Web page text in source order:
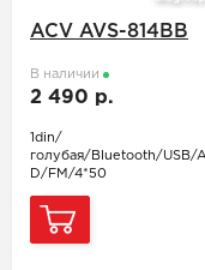
ACV AVS-814BB
В наличии
2 490 р.
1din/
голубая/Bluetooth/USB/
D/FM/4*50